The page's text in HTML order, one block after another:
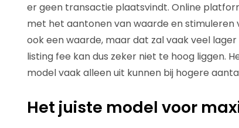
er geen transactie plaatsvindt. Online
met het aantonen van waarde en
ook een waarde, maar dat zal vaak veel
listing fee kan dus zeker niet te hoog liggen.
model vaak alleen uit kunnen bij hogere
Het juiste model voor